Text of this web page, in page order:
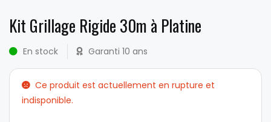
Kit Grillage Rigide 30m à Platine
En stock Garanti 10 ans
Ce produit est actuellement en rupture et
indisponible.